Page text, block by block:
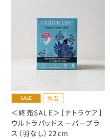
＜終売SALE＞［ナトラケア］
ウルトラパッドスーパープラ
ス（羽なし）22cm